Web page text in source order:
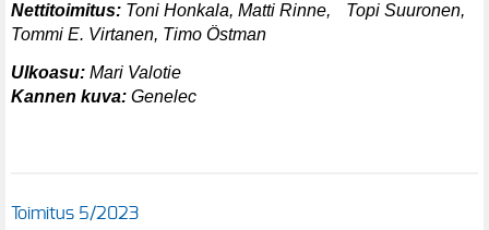
Nettitoimitus: Toni Honkala, Matti Rinne, Topi Suuronen,
Tommi E. Virtanen, Timo Östman
Ulkoasu: Mari Valotie
Kannen kuva: Genelec
Toimitus 5/2023